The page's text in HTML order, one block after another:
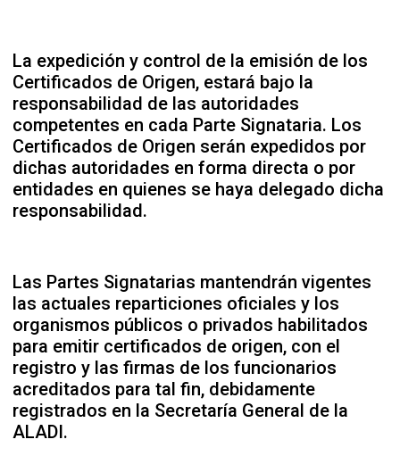
La expedición y control de la emisión de los
Certificados de Origen, estará bajo la
responsabilidad de las autoridades
competentes en cada Parte Signataria. Los
Certificados de Origen serán expedidos por
dichas autoridades en forma directa o por
entidades en quienes se haya delegado dicha
responsabilidad.
Las Partes Signatarias mantendrán vigentes
las actuales reparticiones oficiales y los
organismos públicos o privados habilitados
para emitir certificados de origen, con el
registro y las firmas de los funcionarios
acreditados para tal fin, debidamente
registrados en la Secretaría General de la
ALADI.